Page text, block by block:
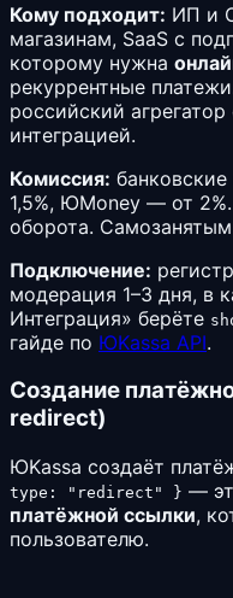
Кому подходит: ИП и
магазинам, SaaS с
которому нужна
рекуррентные
российский
интеграцией.
Комиссия:
1,5%, ЮMoney — от
оборота.
Подключение:
модерация 1–3 дня, в
Интеграция» берёте
гайде по ЮKassa API.
Создание
redirect)
ЮKassa создаёт
type: "redirect" } —
платёжной ссылки,
пользователю.